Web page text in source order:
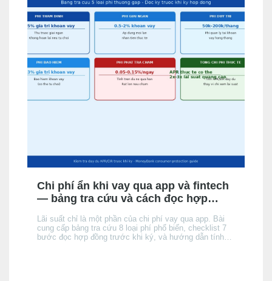
Chi phí ẩn khi vay qua app và fintech
— bảng tra cứu và cách đọc hợp
Lãi suất chỉ là một phần của chi phí vay qua app. Bài
cung cấp bảng tra cứu 8 loại phí phổ biến, checklist 7
bước đọc hợp đồng trước khi ký, và hướng dẫn tính